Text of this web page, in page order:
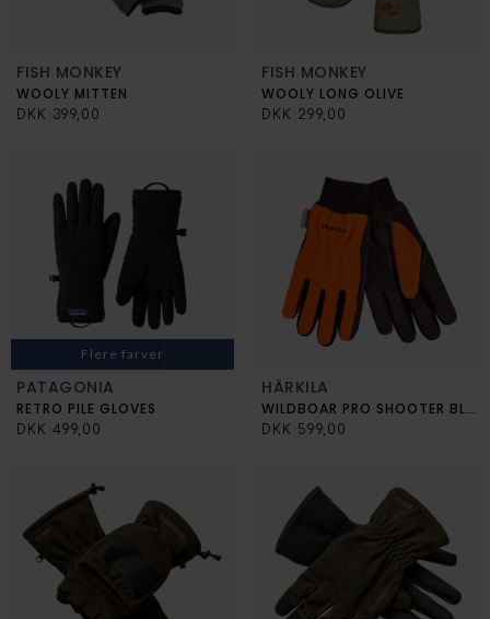
FISH MONKEY
WOOLY MITTEN
DKK 399,00
FISH MONKEY
WOOLY LONG OLIVE
DKK 299,00
Flere farver
PATAGONIA
RETRO PILE GLOVES
DKK 499,00
HÄRKILA
WILDBOAR PRO SHOOTER BLAZE WSP HANDSKE
DKK 599,00